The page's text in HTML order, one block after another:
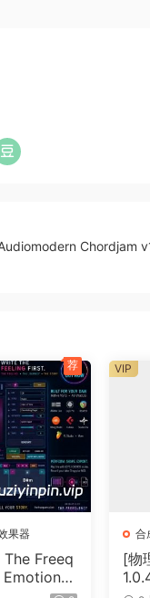
saved along with
MIDI Learn mode
Chordjam
果器
Freeq
Emotional
荐
合
[物
VIP